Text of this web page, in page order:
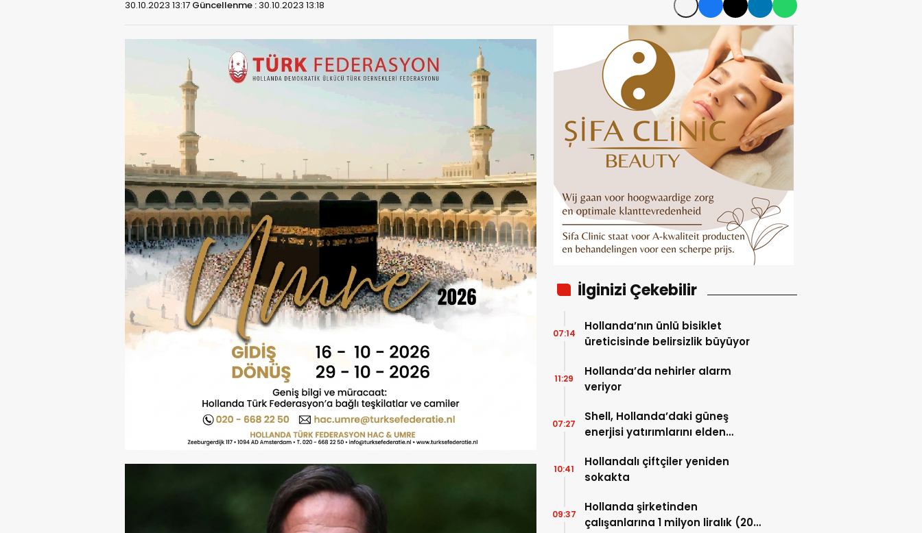
30.10.2023 13:17 Güncellenme :30.10.2023 13:18
İlginizi Çekebilir
Hollanda’nın ünlü bisiklet
üreticisinde belirsizlik büyüyor
07:14
Hollanda’da nehirler alarm
veriyor
11:29
Shell, Hollanda’daki güneş
enerjisi yatırımlarını elden
07:27
Hollandalı çiftçiler yeniden
sokakta
10:41
Hollanda şirketinden
çalışanlarına 1 milyon liralık (20
09:37